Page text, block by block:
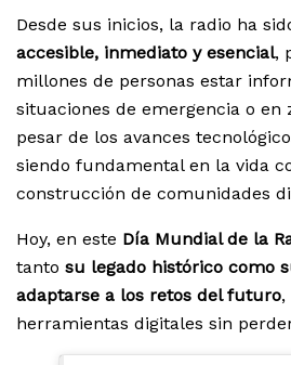
Desde sus inicios, la radio ha
accesible, inmediato y esencial,
millones de personas estar
situaciones de emergencia o en
pesar de los avances
siendo fundamental en la vida
construcción de comunidades
Hoy, en este Día Mundial de la
tanto su legado histórico como
adaptarse a los retos del futuro,
herramientas digitales sin